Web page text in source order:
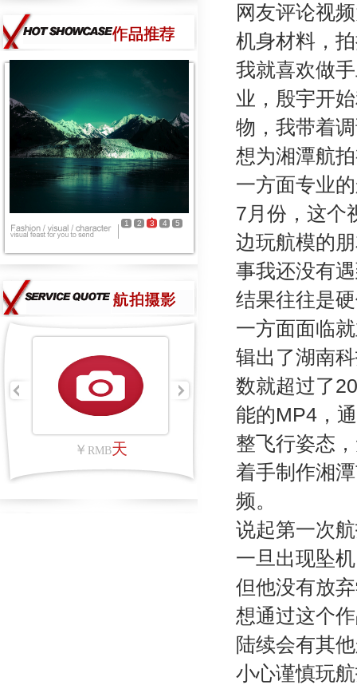
1 2 3 4 5
￥ RMB天
网友评论视
机身材料，
我就喜欢做
业，殷宇开
物，我带着
想为湘潭航
一方面专业
7月份，这个
边玩航模的
事我还没有
结果往往是
一方面面临
辑出了湖南
数就超过了
能的MP4，
整飞行姿态
着手制作湘
频。
说起第一次
一旦出现坠
但他没有放
想通过这个
陆续会有其
小心谨慎玩